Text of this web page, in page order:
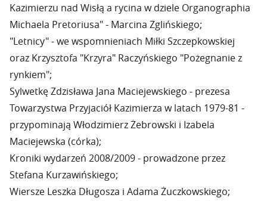
Kazimierzu nad Wisłą a rycina w dziele Organographia
Michaela Pretoriusa" - Marcina Zglińskiego;
"Letnicy" - we wspomnieniach Miłki Szczepkowskiej
oraz Krzysztofa "Krzyra" Raczyńskiego "Pożegnanie z
rynkiem";
Sylwetkę Zdzisława Jana Maciejewskiego - prezesa
Towarzystwa Przyjaciół Kazimierza w latach 1979-81 -
przypominają Włodzimierz Żebrowski i Izabela
Maciejewska (córka);
Kroniki wydarzeń 2008/2009 - prowadzone przez
Stefana Kurzawińskiego;
Wiersze Leszka Długosza i Adama Żuczkowskiego;